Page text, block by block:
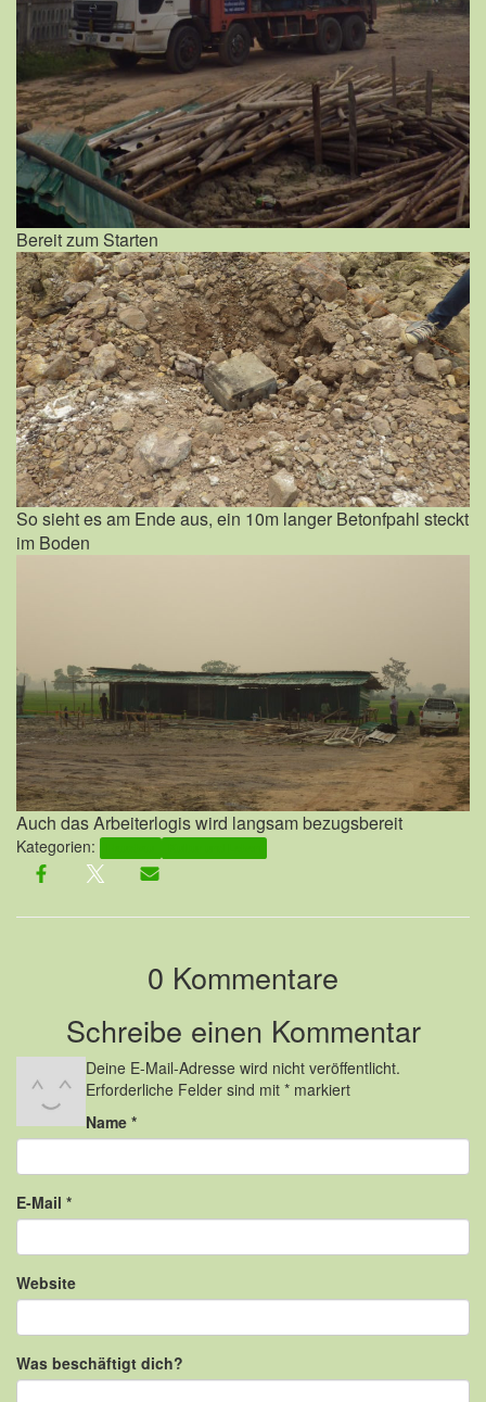
Bereit zum Starten
So sieht es am Ende aus, ein 10m langer Betonfpahl steckt
im Boden
Auch das Arbeiterlogis wird langsam bezugsbereit
Kategorien:
0 Kommentare
Schreibe einen Kommentar
Deine E-Mail-Adresse wird nicht veröffentlicht.
Erforderliche Felder sind mit * markiert
Name *
E-Mail *
Website
Was beschäftigt dich?